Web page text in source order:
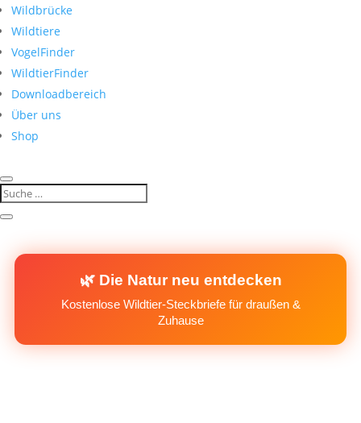
Wildbrücke
Wildtiere
VogelFinder
WildtierFinder
Downloadbereich
Über uns
Shop
🌿 Die Natur neu entdecken
Kostenlose Wildtier-Steckbriefe für draußen &
Zuhause